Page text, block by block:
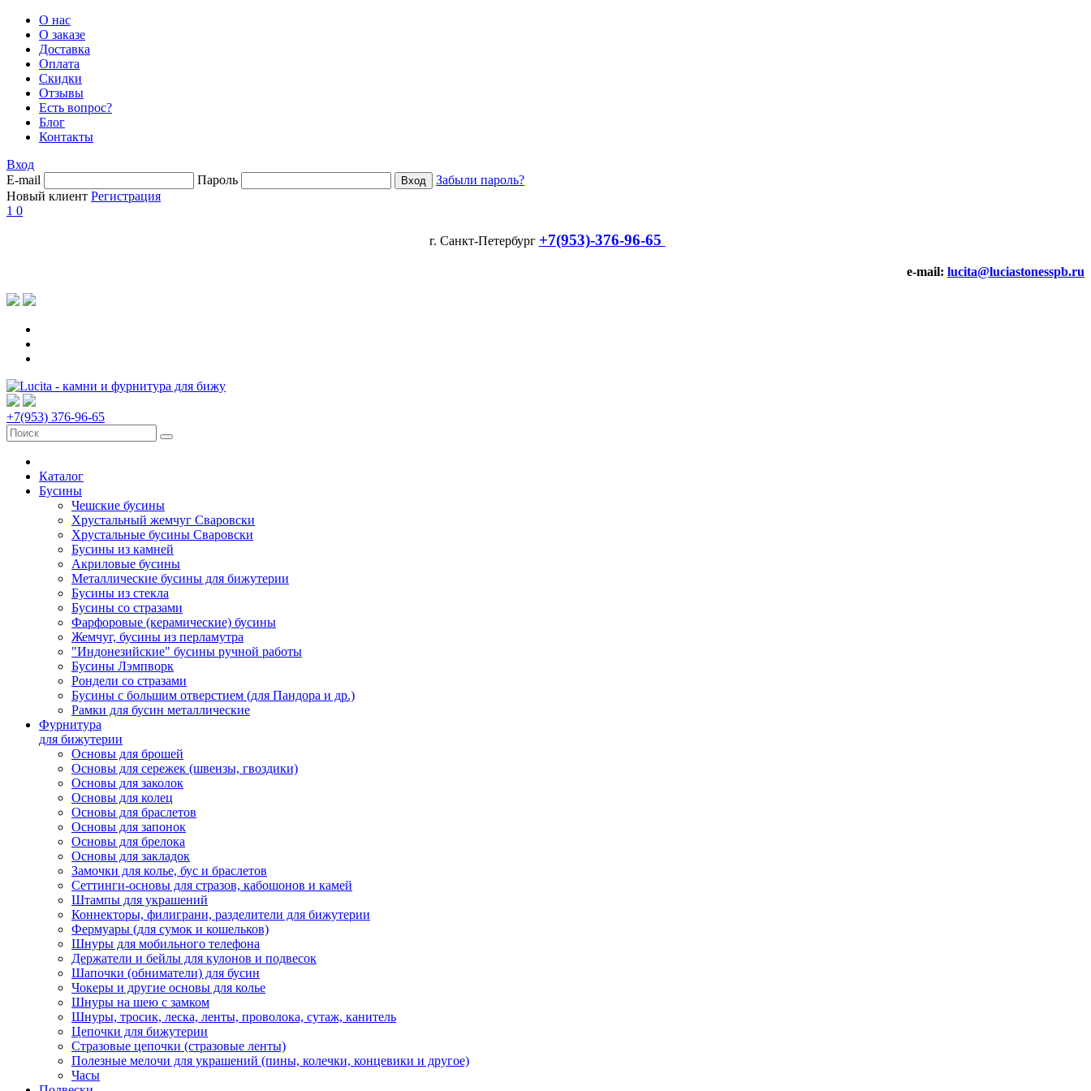
О нас
О заказе
Доставка
Оплата
Скидки
Отзывы
Есть вопрос?
Блог
Контакты
Вход
E-mail
Пароль
Забыли пароль?
Новый клиент Регистрация
1 0
г. Санкт-Петербург +7(953)-376-96-65
e-mail: lucita@luciastonesspb.ru
+7(953) 376-96-65
Каталог
Бусины
Чешские бусины
Хрустальный жемчуг Сваровски
Хрустальные бусины Сваровски
Бусины из камней
Акриловые бусины
Металлические бусины для бижутерии
Бусины из стекла
Бусины со стразами
Фарфоровые (керамические) бусины
Жемчуг, бусины из перламутра
"Индонезийские" бусины ручной работы
Бусины Лэмпворк
Рондели со стразами
Бусины с большим отверстием (для Пандора и др.)
Рамки для бусин металлические
Фурнитура
для бижутерии
Основы для брошей
Основы для сережек (швензы, гвоздики)
Основы для заколок
Основы для колец
Основы для браслетов
Основы для запонок
Основы для брелока
Основы для закладок
Замочки для колье, бус и браслетов
Сеттинги-основы для стразов, кабошонов и камей
Штампы для украшений
Коннекторы, филиграни, разделители для бижутерии
Фермуары (для сумок и кошельков)
Шнуры для мобильного телефона
Держатели и бейлы для кулонов и подвесок
Шапочки (обниматели) для бусин
Чокеры и другие основы для колье
Шнуры на шею с замком
Шнуры, тросик, леска, ленты, проволока, сутаж, канитель
Цепочки для бижутерии
Стразовые цепочки (стразовые ленты)
Полезные мелочи для украшений (пины, колечки, концевики и другое)
Часы